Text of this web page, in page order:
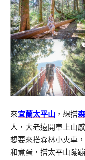
來宜蘭太平山 ，想搭
人，大老遠開車上山
想要來搭森林小火車
和煮蛋，搭太平山蹦